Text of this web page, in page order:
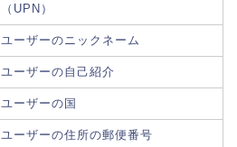
（UPN）
ユーザーのニックネーム
ユーザーの自己紹介
ユーザーの国
ユーザーの住所の郵便番号